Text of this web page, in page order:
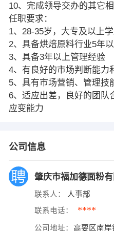
10、完成领导交办的其它相
任职要求：
1、28-35岁，大专及以上
2、具备烘焙原料行业5年
3、具备3年以上管理经验
4、有良好的市场判断能力
5、具有市场营销、管理技
6、适应出差，良好的团队
应变能力
公司信息
肇庆市福加德面粉有
联系人： 人事部
联系电话： ****
公司地址： 高要区南岸